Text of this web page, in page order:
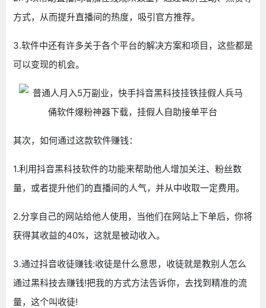
方式，从而提升直播间的热度，吸引官方推荐。
3.软件中还有许多关于各个平台的解决方案和项目，这些都是
可以变现的机会。
其次，如何通过这款软件赚钱：
1.利用抖音黑科技软件的功能来帮助他人增加关注、粉丝数
量，或者提升他们的直播间的人气，并从中收取一定费用。
2.分享自己的网站给他人使用，当他们在网站上下单后，你将
获得其收益的40%，这就是被动收入。
3.通过抖音收徒赚钱:收徒是什么意思，收徒就是教别人怎么
通过黑科技去赚钱!把我的方式方法告诉你，去找到精准的流
量，这个叫收徒!